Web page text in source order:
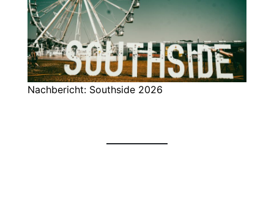
Nachbericht: Southside 2026